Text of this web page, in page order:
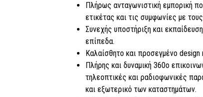
Πλήρως ανταγωνιστική εμπορική
ετικέτας και τις συμφωνίες με
Συνεχής υποστήριξη και
επίπεδα.
Καλαίσθητο και προσεγμένο
Πλήρης και δυναμική 360ο
τηλεοπτικές και ραδιοφωνικές
και εξωτερικό των καταστημάτων.